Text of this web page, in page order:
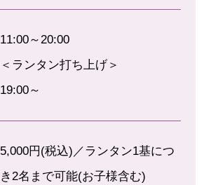
11:00～20:00
＜ランタン打ち上げ＞
19:00～
5,000円(税込)／ランタン1基につ
き2名まで可能(お子様含む)